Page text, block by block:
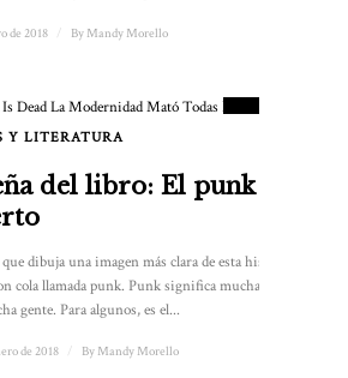
de 2018 By Mandy Morello
Y LITERATURA
del libro: El punk ha
dibuja una imagen más clara de esta historia
cola llamada punk. Punk significa muchas cosas
gente. Para algunos, es el...
de 2018 By Mandy Morello